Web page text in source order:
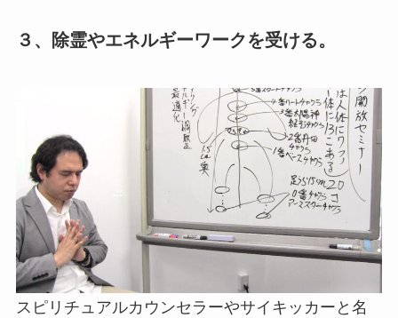
３、除霊やエネルギーワークを受ける。
スピリチュアルカウンセラーやサイキッカーと名